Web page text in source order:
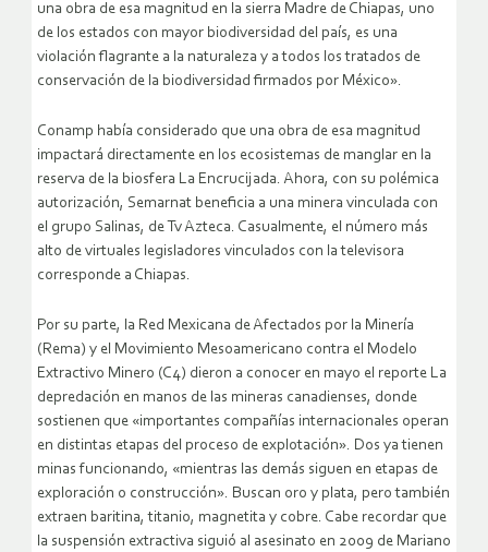
una obra de esa magnitud en la sierra Madre de Chiapas, uno
de los estados con mayor biodiversidad del país, es una
violación flagrante a la naturaleza y a todos los tratados de
conservación de la biodiversidad firmados por México».
Conamp había considerado que una obra de esa magnitud
impactará directamente en los ecosistemas de manglar en la
reserva de la biosfera La Encrucijada. Ahora, con su polémica
autorización, Semarnat beneficia a una minera vinculada con
el grupo Salinas, de Tv Azteca. Casualmente, el número más
alto de virtuales legisladores vinculados con la televisora
corresponde a Chiapas.
Por su parte, la Red Mexicana de Afectados por la Minería
(Rema) y el Movimiento Mesoamericano contra el Modelo
Extractivo Minero (C4) dieron a conocer en mayo el reporte La
depredación en manos de las mineras canadienses, donde
sostienen que «importantes compañías internacionales operan
en distintas etapas del proceso de explotación». Dos ya tienen
minas funcionando, «mientras las demás siguen en etapas de
exploración o construcción». Buscan oro y plata, pero también
extraen baritina, titanio, magnetita y cobre. Cabe recordar que
la suspensión extractiva siguió al asesinato en 2009 de Mariano